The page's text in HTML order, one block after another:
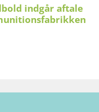
indgår aftale